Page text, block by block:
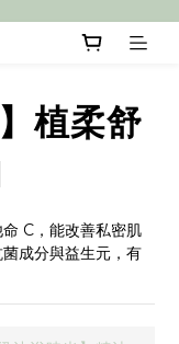
植柔舒
C，能改善私密肌
成分與益生元，有